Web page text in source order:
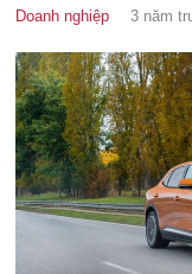
Doanh nghiệp 3 năm